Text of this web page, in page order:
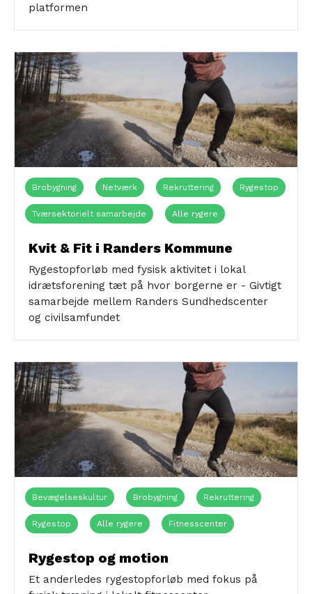
platformen
Brobygning Netværk Rekruttering Rygestop
Tværsektorielt samarbejde Alle rygere
Kvit & Fit i Randers Kommune
Rygestopforløb med fysisk aktivitet i lokal
idrætsforening tæt på hvor borgerne er - Givtigt
samarbejde mellem Randers Sundhedscenter
og civilsamfundet
Bevægelseskultur Brobygning Rekruttering
Rygestop Alle rygere Fitnesscenter
Rygestop og motion
Et anderledes rygestopforløb med fokus på